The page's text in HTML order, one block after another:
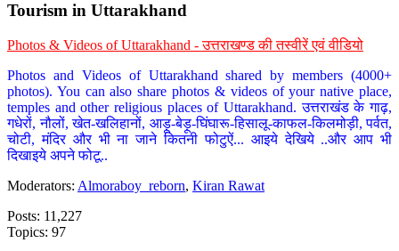
Tourism in Uttarakhand
Photos & Videos of Uttarakhand - उत्तराखण्ड की तस्वीरें एवं वीडियो
Photos and Videos of Uttarakhand shared by members (4000+
photos). You can also share photos & videos of your native place,
temples and other religious places of Uttarakhand. उत्तराखंड के गाढ़,
गधेरों, नौलों, खेत-खलिहानों, आड़ू-बेड़ू-घिंघारू-हिसालू-काफल-किलमोड़ी, पर्वत,
चोटी, मंदिर और भी ना जाने कितनी फोटुऐं... आइये देखिये ..और आप भी
दिखाइये अपने फोटू..
Moderators: Almoraboy_reborn, Kiran Rawat
Posts: 11,227
Topics: 97